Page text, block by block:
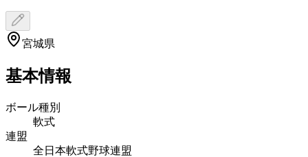
宮城県
基本情報
ボール種別
軟式
連盟
全日本軟式野球連盟